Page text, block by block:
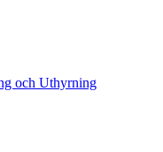
och Uthyrning